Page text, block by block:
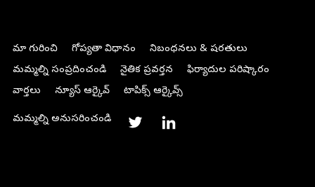
మా గురించి గోప్యతా విధానం
నిబంధనలు & షరతులు
మమ్మల్ని సంప్రదించండి
నైతిక ప్రవర్తన
ఫిర్యాదుల పరిష్కారం
వార్తలు
న్యూస్ ఆర్కైవ్ టాపిక్స్ ఆర్కైవ్స్
మమ్మల్ని అనుసరించండి